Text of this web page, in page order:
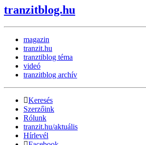
tranzitblog.hu
magazin
tranzit.hu
tranztiblog téma
videó
tranzitblog archív
Keresés
Szerzőink
Rólunk
tranzit.hu/aktuális
Hírlevél